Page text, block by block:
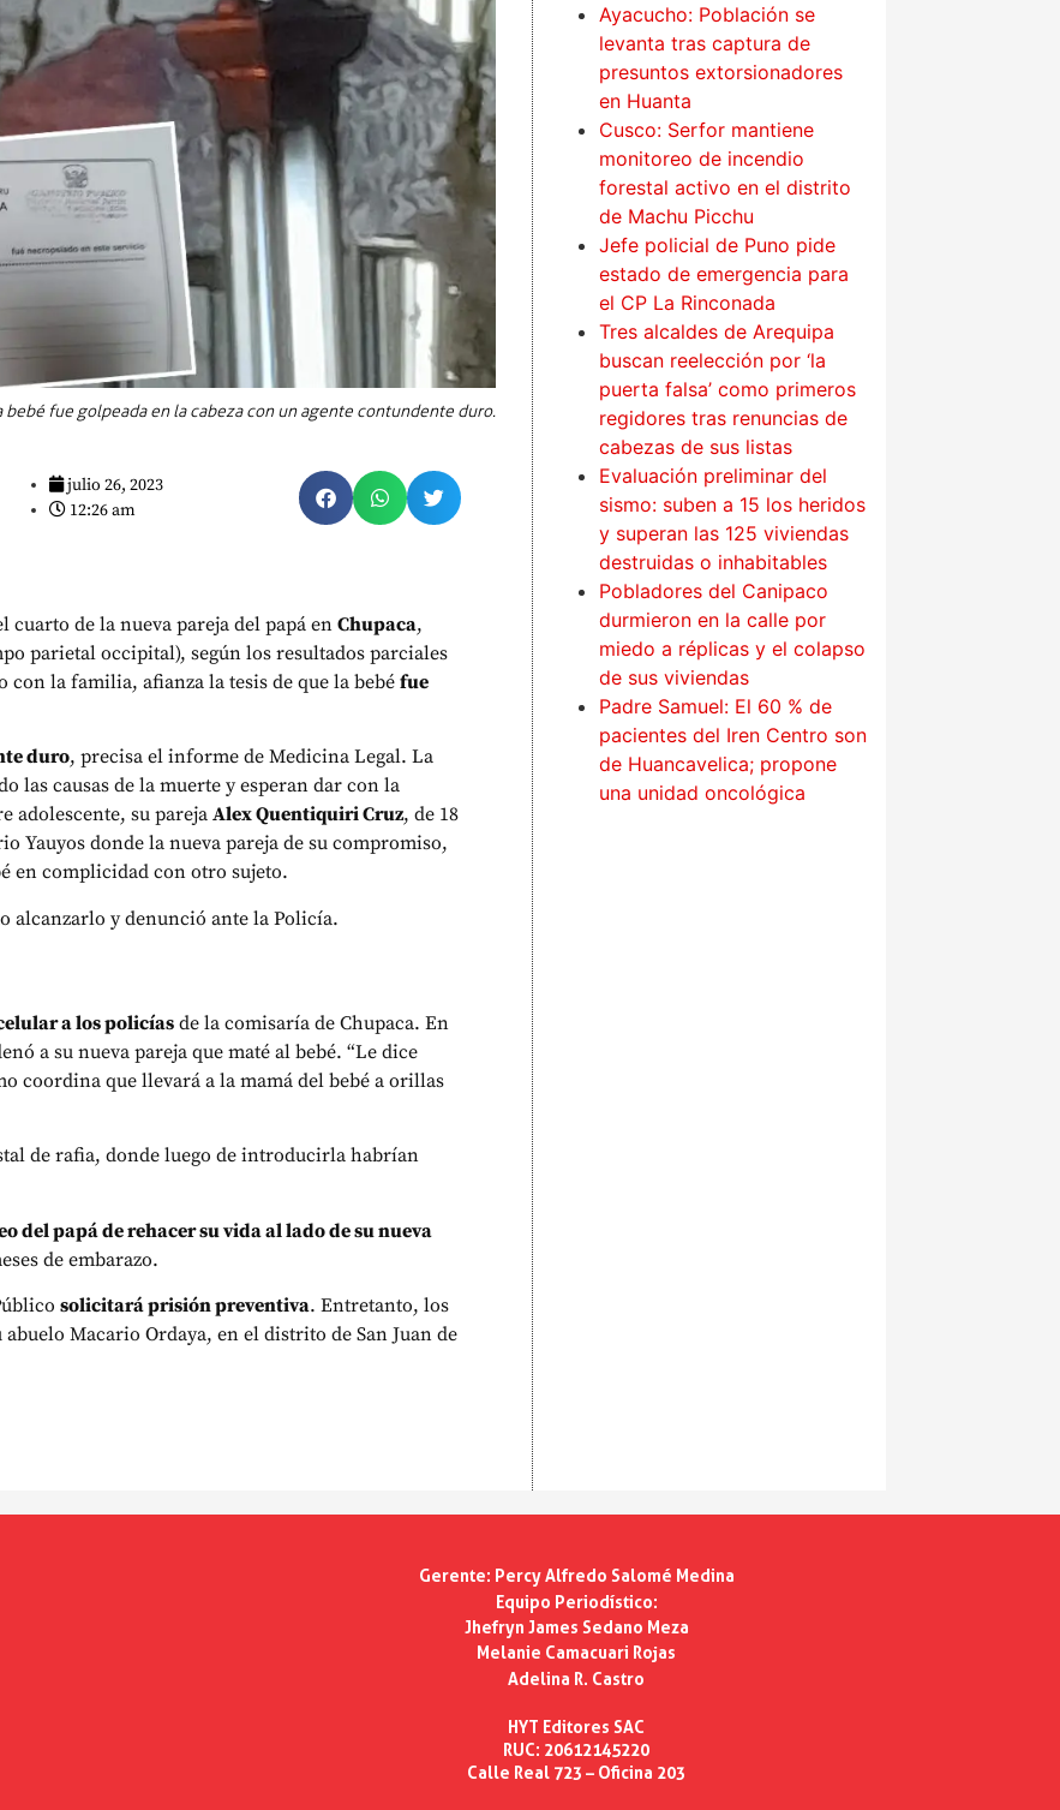
fue golpeada en la cabeza con un agente contundente duro.
julio 26, 2023
12:26 am
cuarto de la nueva pareja del papá en Chupaca,
parietal occipital), según los resultados parciales
con la familia, afianza la tesis de que la bebé fue
duro, precisa el informe de Medicina Legal. La
las causas de la muerte y esperan dar con la
adolescente, su pareja Alex Quentiquiri Cruz, de 18
Yauyos donde la nueva pareja de su compromiso,
en complicidad con otro sujeto.
alcanzarlo y denunció ante la Policía.
a los policías de la comisaría de Chupaca. En
a su nueva pareja que maté al bebé. “Le dice
coordina que llevará a la mamá del bebé a orillas
de rafia, donde luego de introducirla habrían
del papá de rehacer su vida al lado de su nueva
de embarazo.
solicitará prisión preventiva. Entretanto, los
Macario Ordaya, en el distrito de San Juan de
Ayacucho: Población se
levanta tras captura de
presuntos extorsionadores
en Huanta
Cusco: Serfor mantiene
monitoreo de incendio
forestal activo en el distrito
de Machu Picchu
Jefe policial de Puno pide
estado de emergencia para
el CP La Rinconada
Tres alcaldes de Arequipa
buscan reelección por ‘la
puerta falsa’ como primeros
regidores tras renuncias de
cabezas de sus listas
Evaluación preliminar del
sismo: suben a 15 los heridos
y superan las 125 viviendas
destruidas o inhabitables
Pobladores del Canipaco
durmieron en la calle por
miedo a réplicas y el colapso
de sus viviendas
Padre Samuel: El 60 % de
pacientes del Iren Centro son
de Huancavelica; propone
una unidad oncológica
Gerente: Percy Alfredo Salomé Medina
Equipo Periodístico:
Jhefryn James Sedano Meza
Melanie Camacuari Rojas
Adelina R. Castro
HYT Editores SAC
RUC: 20612145220
Calle Real 723 – Oficina 203